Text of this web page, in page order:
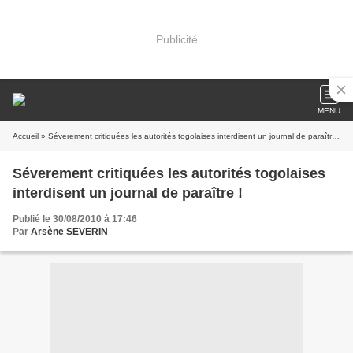
Publicité
MENU
Accueil » Séverement critiquées les autorités togolaises interdisent un journal de paraître !
Séverement critiquées les autorités togolaises
interdisent un journal de paraître !
Publié le 30/08/2010 à 17:46
Par Arsène SEVERIN